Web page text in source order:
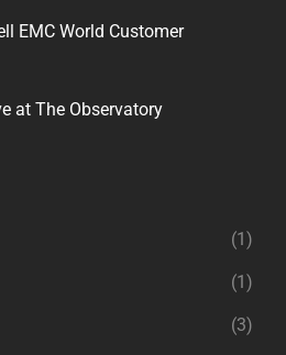
EMC World Customer
at The Observatory
(1)
(1)
(3)